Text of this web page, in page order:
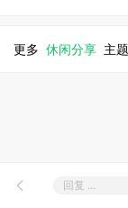
更多 休闲分享 主题
回复 ...